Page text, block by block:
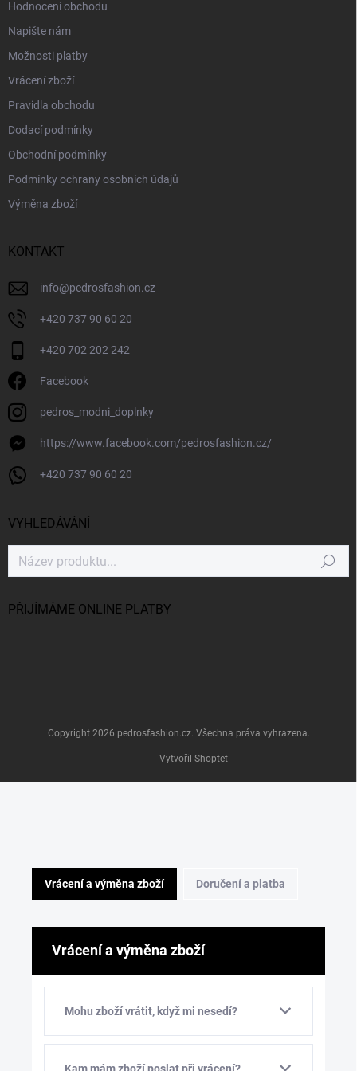
Hodnocení obchodu
Napište nám
Možnosti platby
Vrácení zboží
Pravidla obchodu
Dodací podmínky
Obchodní podmínky
Podmínky ochrany osobních údajů
Výměna zboží
KONTAKT
info@pedrosfashion.cz
+420 737 90 60 20
+420 702 202 242
Facebook
pedros_modni_doplnky
https://www.facebook.com/pedrosfashion.cz/
+420 737 90 60 20
VYHLEDÁVÁNÍ
Hledat
PŘIJÍMÁME ONLINE PLATBY
Vytvořil Shoptet
Copyright 2026 pedrosfashion.cz. Všechna práva vyhrazena.
Vrácení a výměna zboží Doručení a platba
Vrácení a výměna zboží
Mohu zboží vrátit, když mi nesedí?